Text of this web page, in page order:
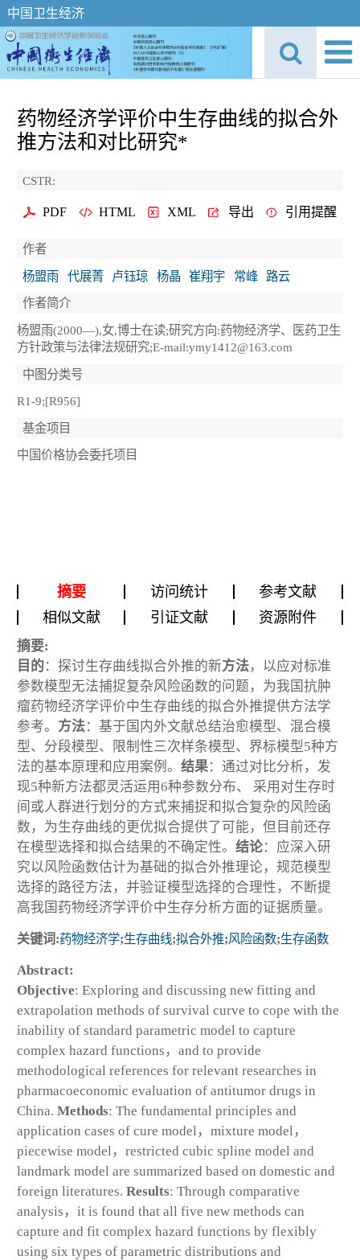
中国卫生经济
药物经济学评价中生存曲线的拟合外
推方法和对比研究*
CSTR:
PDF HTML XML 导出 引用提醒
作者
杨盟雨
代展菁 卢钰琼 杨晶 崔翔宇 常峰
路云
作者简介
杨盟雨(2000—),女,博士在读;研究方向:药物经济学、医药卫生
方针政策与法律法规研究;E-mail:ymy1412@163.com
中图分类号
R1-9;[R956]
基金项目
中国价格协会委托项目
摘要 访问统计
参考文献
相似文献
引证文献 资源附件
摘要:
目的：探讨生存曲线拟合外推的新方法，以应对标准
参数模型无法捕捉复杂风险函数的问题，为我国抗肿
瘤药物经济学评价中生存曲线的拟合外推提供方法学
参考。 方法：基于国内外文献总结治愈模型、混合模
型、分段模型、限制性三次样条模型、界标模型5种方
法的基本原理和应用案例。 结果：通过对比分析，发
现5种新方法都灵活运用6种参数分布、 采用对生存时
间或人群进行划分的方式来捕捉和拟合复杂的风险函
数，为生存曲线的更优拟合提供了可能，但目前还存
在模型选择和拟合结果的不确定性。 结论：应深入研
究以风险函数估计为基础的拟合外推理论，规范模型
选择的路径方法，并验证模型选择的合理性，不断提
高我国药物经济学评价中生存分析方面的证据质量。
关键词:药物经济学;生存曲线;拟合外推;风险函数;生存函数
Abstract:
Objective: Exploring and discussing new fitting and
extrapolation methods of survival curve to cope with the
inability of standard parametric model to capture
complex hazard functions，and to provide
methodological references for relevant researches in
pharmacoeconomic evaluation of antitumor drugs in
China. Methods: The fundamental principles and
application cases of cure model，mixture model，
piecewise model，restricted cubic spline model and
landmark model are summarized based on domestic and
foreign literatures. Results: Through comparative
analysis，it is found that all five new methods can
capture and fit complex hazard functions by flexibly
using six types of parametric distributions and